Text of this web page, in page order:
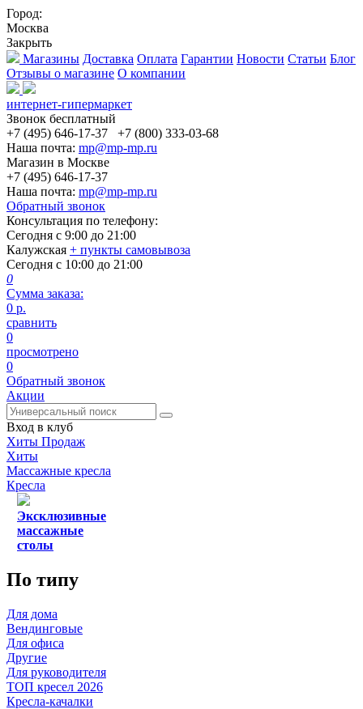
Город:
Москва
Закрыть
Магазины Доставка Оплата Гарантии Новости Статьи Блог
Отзывы о магазине О компании
интернет-гипермаркет
Звонок бесплатный
+7 (495) 646-17-37
+7 (800) 333-03-68
Наша почта: mp@mp-mp.ru
Магазин в Москве
+7 (495) 646-17-37
Наша почта: mp@mp-mp.ru
Обратный звонок
Консультация по телефону:
Сегодня с 9:00 до 21:00
Калужская + пункты самовывоза
Сегодня с 10:00 до 21:00
0
Сумма заказа:
0 р.
сравнить
0
просмотрено
0
Обратный звонок
Акции
Вход в клуб
Хиты Продаж
Хиты
Массажные кресла
Кресла
Эксклюзивные
массажные
столы
По типу
Для дома
Вендинговые
Для офиса
Другие
Для руководителя
ТОП кресел 2026
Кресла-качалки